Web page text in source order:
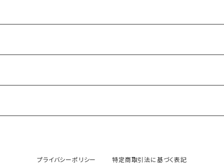
プライバシーポリシー 特定商取引法に基づく表記